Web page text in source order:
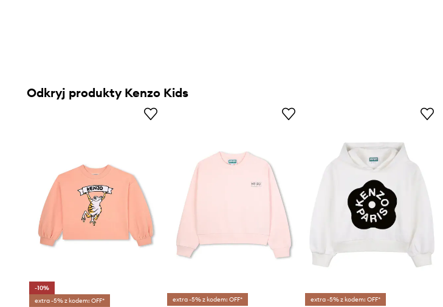
Odkryj produkty Kenzo Kids
-10%
extra -5% z kodem: OFF*
extra -5% z kodem: OFF* extra -5% z kodem: OFF*